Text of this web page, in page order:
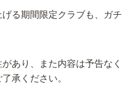
る期間限定クラブも、ガチ
あり、また内容は予告なく
承ください。